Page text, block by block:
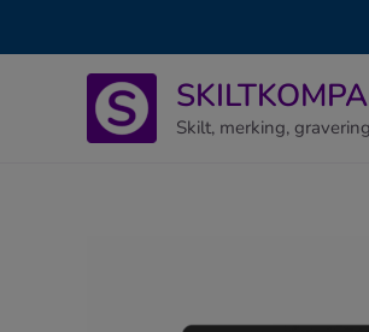
Skilt, merking, gravering